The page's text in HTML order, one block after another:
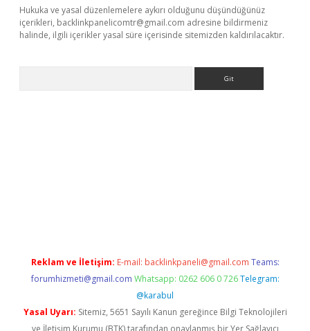
Hukuka ve yasal düzenlemelere aykırı olduğunu düşündüğünüz
içerikleri, backlinkpanelicomtr@gmail.com adresine bildirmeniz
halinde, ilgili içerikler yasal süre içerisinde sitemizden kaldırılacaktır.
Reklam ve İletişim: E-mail: backlinkpaneli@gmail.com Teams:
forumhizmeti@gmail.com Whatsapp: 0262 606 0 726 Telegram:
@karabul
Yasal Uyarı: Sitemiz, 5651 Sayılı Kanun gereğince Bilgi Teknolojileri
ve İletişim Kurumu (BTK) tarafından onaylanmış bir Yer Sağlayıcı